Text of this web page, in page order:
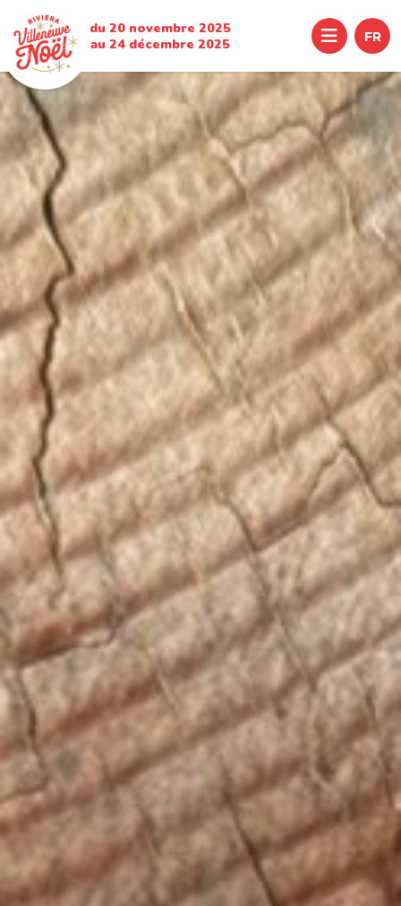
du 20 novembre 2025
au 24 décembre 2025
Menu
FR